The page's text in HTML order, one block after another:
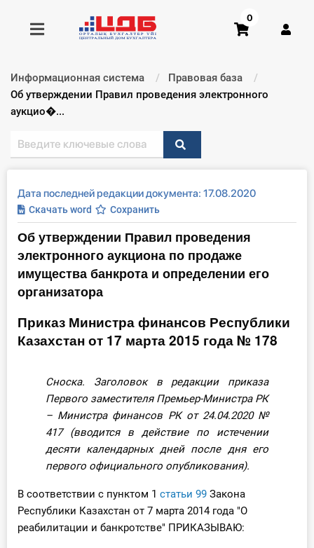
Получить консультацию
Главная ИС
Формы
Консультации
Правовая база
Библиотека бухгалтера
Справочник бухгалтера
Участник ВЭД
Практика ИП
Кадры. Труд. Зарплата.
Учет по отраслям
0
Информационная система
Правовая база
Текущий:
Об утверждении Правил проведения электронного
аукцио�...
Дата последней редакции документа: 17.08.2020
Скачать word Сохранить
Об утверждении Правил проведения
электронного аукциона по продаже
имущества банкрота и определении его
организатора
Приказ Министра финансов Республики
Казахстан от 17 марта 2015 года № 178
Сноска. Заголовок в редакции приказа
Первого заместителя Премьер-Министра РК
– Министра финансов РК от 24.04.2020 №
417(вводится в действие по истечении
десяти календарных дней после дня его
первого официального опубликования).
В соответствии с пунктом 1 статьи 99 Закона
Республики Казахстан от 7 марта 2014 года "О
реабилитации и банкротстве" ПРИКАЗЫВАЮ: